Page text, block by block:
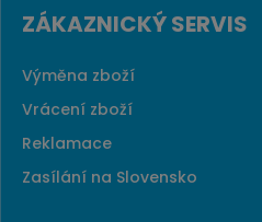
ZÁKAZNICKÝ SERVIS
Výměna zboží
Vrácení zboží
Reklamace
Zasílání na Slovensko